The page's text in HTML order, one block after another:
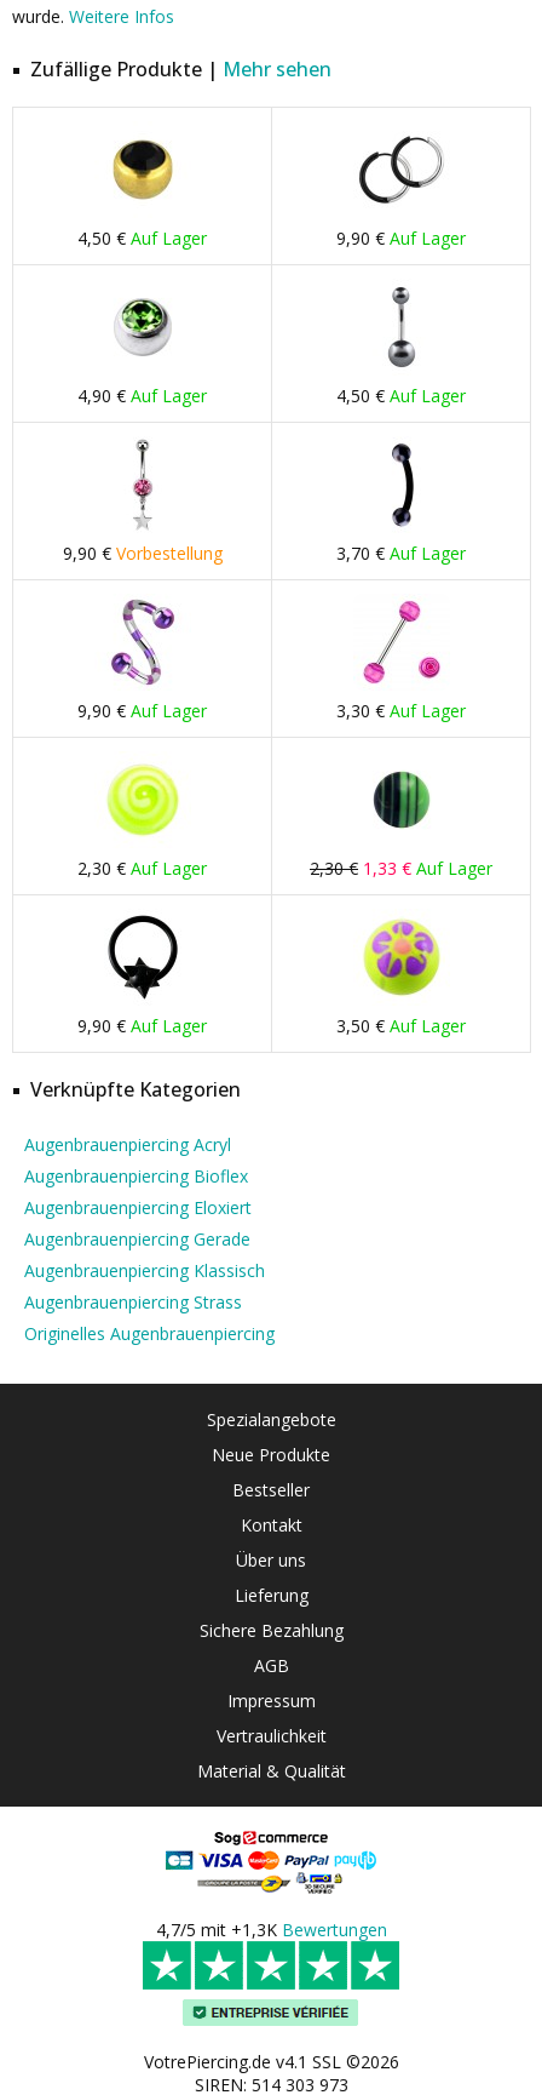
wurde. Weitere Infos
Zufällige Produkte | Mehr sehen
4,50 € Auf Lager 9,90 € Auf Lager
4,90 € Auf Lager 4,50 € Auf Lager
9,90 € Vorbestellung 3,70 € Auf Lager
9,90 € Auf Lager 3,30 € Auf Lager
2,30 € Auf Lager 2,30 € 1,33 € Auf Lager
9,90 € Auf Lager 3,50 € Auf Lager
Verknüpfte Kategorien
Augenbrauenpiercing Acryl
Augenbrauenpiercing Bioflex
Augenbrauenpiercing Eloxiert
Augenbrauenpiercing Gerade
Augenbrauenpiercing Klassisch
Augenbrauenpiercing Strass
Originelles Augenbrauenpiercing
Spezialangebote
Neue Produkte
Bestseller
Kontakt
Über uns
Lieferung
Sichere Bezahlung
AGB
Impressum
Vertraulichkeit
Material & Qualität
4,7/5 mit +1,3K Bewertungen
VotrePiercing.de v4.1 SSL ©2026
SIREN: 514 303 973